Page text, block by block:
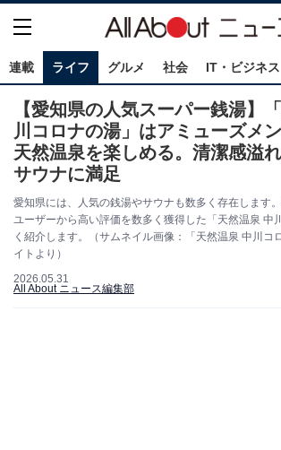
連載 ライフ グルメ 社会 IT・ビジネス
【愛知県の人気スーパー銭湯】
川コロナの湯」はアミューズメ
天然温泉を楽しめる。清潔感溢れ
サウナに満足
愛知県には、人気の銭湯やサウナも数多く存在します
ユーザーから高い評価を数多く獲得した「天然温泉 中
く紹介します。（サムネイル画像：「天然温泉 中川コ
イトより）
2026.05.31
All About ニュース編集部